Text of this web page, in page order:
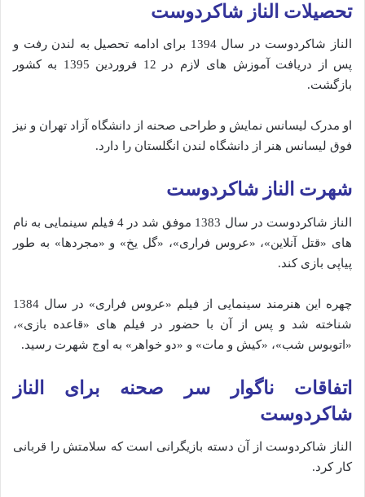
تحصیلات الناز شاکردوست
الناز شاکردوست در سال 1394 برای ادامه تحصیل به لندن رفت و
پس از دریافت آموزش های لازم در 12 فروردین 1395 به کشور
بازگشت.
او مدرک لیسانس نمایش و طراحی صحنه از دانشگاه آزاد تهران و نیز
فوق لیسانس هنر از دانشگاه لندن انگلستان را دارد.
شهرت الناز شاکردوست
الناز شاکردوست در سال 1383 موفق شد در 4 فیلم سینمایی به نام
های «قتل آنلاین»، «عروس فراری»، «گل یخ» و «مجردها» به طور
پیاپی بازی کند.
چهره این هنرمند سینمایی از فیلم «عروس فراری» در سال 1384
شناخته شد و پس از آن با حضور در فیلم های «قاعده بازی»،
«اتوبوس شب»، «کیش و مات» و «دو خواهر» به اوج شهرت رسید.
اتفاقات ناگوار سر صحنه برای الناز
شاکردوست
الناز شاکردوست از آن دسته بازیگرانی است که سلامتش را قربانی
کار کرد.